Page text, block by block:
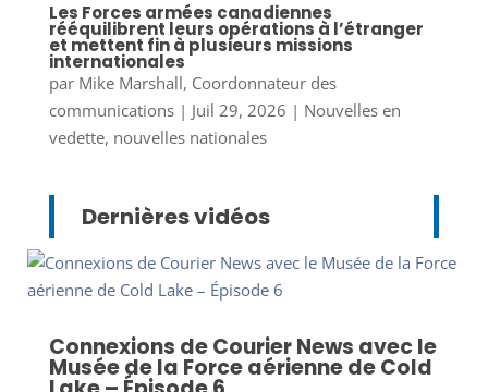
Les Forces armées canadiennes
rééquilibrent leurs opérations à l’étranger
et mettent fin à plusieurs missions
internationales
par Mike Marshall, Coordonnateur des
communications| Juil 29, 2026 | Nouvelles en
vedette, nouvelles nationales
Dernières vidéos
Connexions de Courier News avec le
Musée de la Force aérienne de Cold